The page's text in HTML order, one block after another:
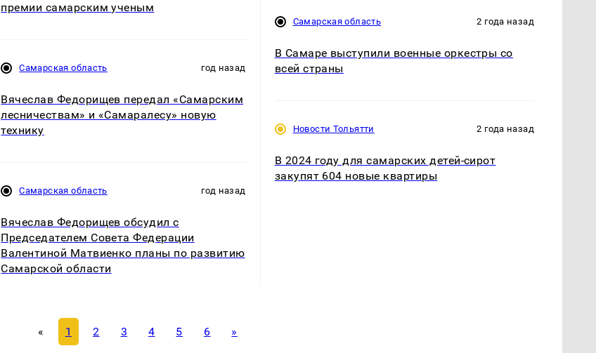
премии самарским ученым
Самарская область год назад
Вячеслав Федорищев передал «Самарским
лесничествам» и «Самаралесу» новую
технику
Самарская область год назад
Вячеслав Федорищев обсудил с
Председателем Совета Федерации
Валентиной Матвиенко планы по развитию
Самарской области
Самарская область 2 года назад
В Самаре выступили военные оркестры со
всей страны
Новости Тольятти 2 года назад
В 2024 году для самарских детей-сирот
закупят 604 новые квартиры
« 1 2 3 4 5 6 »